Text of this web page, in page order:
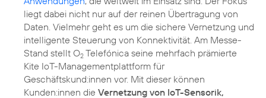
liegt dabei nicht nur auf der reinen Übertragung von
Daten. Vielmehr geht es um die sichere Vernetzung und
intelligente Steuerung von Konnektivität. Am Messe-
Stand stellt O2 Telefónica seine mehrfach prämierte
Kite IoT-Managementplattform für
Geschäftskund:innen vor. Mit dieser können
Kunden:innen die Vernetzung von IoT-Sensorik,